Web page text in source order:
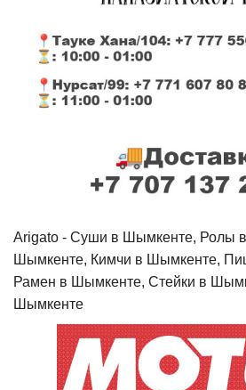
Arigato - Cуши в Шымкенте, Ролы
Шымкенте, Кимчи в Шымкенте,
Рамен в Шымкенте, Стейки в
Шымкенте